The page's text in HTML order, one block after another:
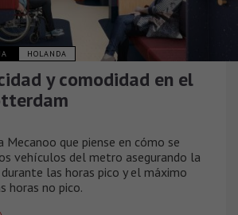
HOLANDA
y comodidad en el
Mecanoo que piense en cómo se
vehículos del metro asegurando la
las horas pico y el máximo
horas no pico.